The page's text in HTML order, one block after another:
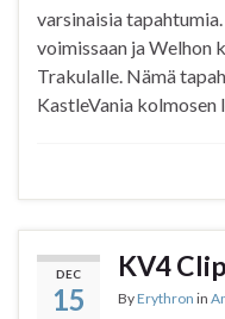
varsinaisia
voimissaan ja Welhon
Trakulalle. Nämä
KastleVania kolmosen
DEC
15
KV4
ByErythron in